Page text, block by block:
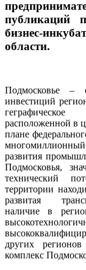
публикаций
бизнес-
области.
Подмосковье –
инвестиций
расположенной в
плане
развития
Подмосковья,
технический
территории
развитая
наличие в
других
комплекс